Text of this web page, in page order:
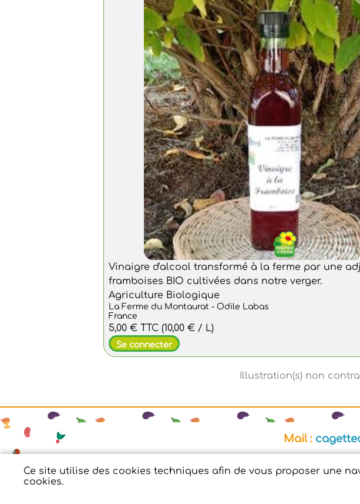
Vinaigre d'alcool transformé à la ferme par une
framboises BIO cultivées dans notre verger.
Agriculture Biologique
La Ferme du Montaurat - Odile Labas
France
5,00 € TTC (10,00 € / L)
Se connecter
Mail :
Mentions légales Conditions
© Copyright 2025 - Cagette des Combr'Ail - Tous droits
Ce site utilise des cookies techniques afin de vous proposer une
cookies.